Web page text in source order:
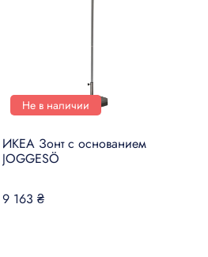
Не в наличии
ИКЕА Зонт с основанием
JOGGESÖ
9 163 ₴